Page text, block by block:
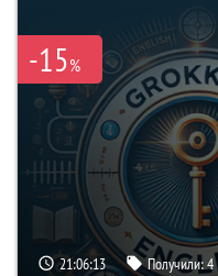
-15%
21:06:12 Получили:4